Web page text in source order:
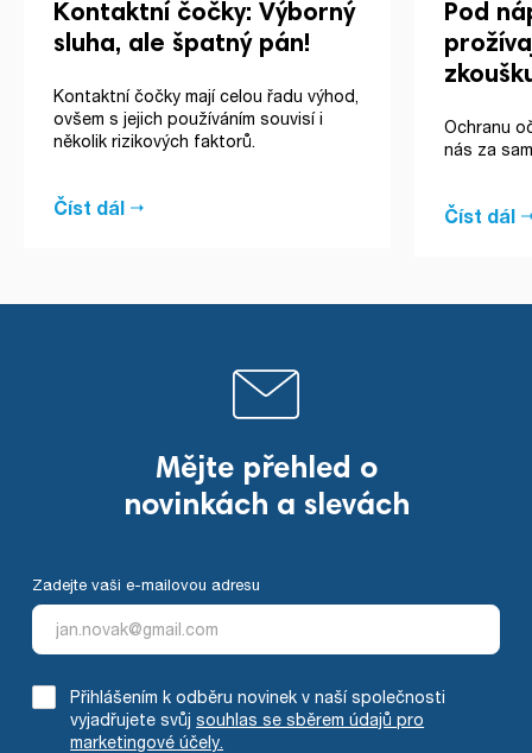
Kontaktní čočky: Výborný
sluha, ale špatný pán!
Kontaktní čočky mají celou řadu výhod,
ovšem s jejich používáním souvisí i
několik rizikových faktorů.
Číst dál
Pod
Ochranu
nás za
Číst dál
Mějte přehled o
novinkách a slevách
Zadejte vaši e-mailovou adresu
Přihlášením k odběru novinek v naší společnosti
vyjadřujete svůjsouhlas se sběrem údajů pro
marketingové účely.